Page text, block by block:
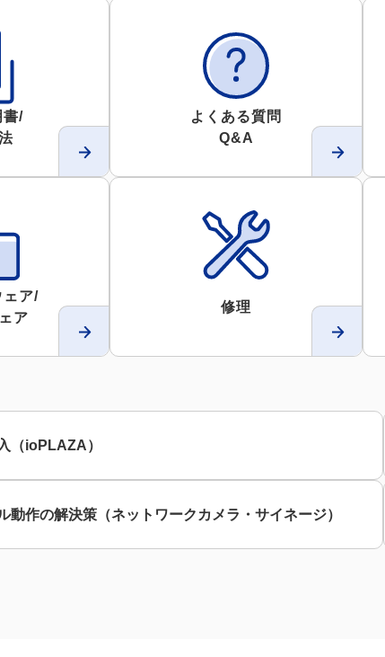
書/
よくある質問
Q&A
ェア/
ア
修理
（ioPLAZA）
動作の解決策（ネットワークカメラ・サイネージ）